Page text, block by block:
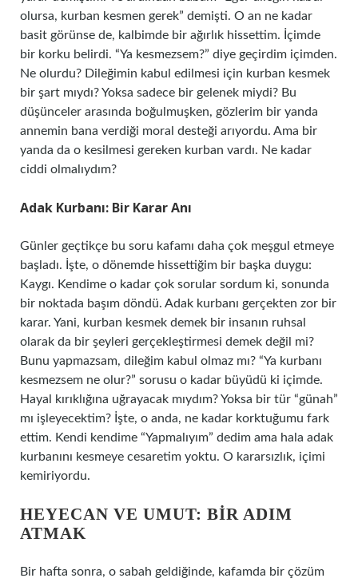
olursa, kurban kesmen gerek” demişti. O an ne kadar
basit görünse de, kalbimde bir ağırlık hissettim. İçimde
bir korku belirdi. “Ya kesmezsem?” diye geçirdim içimden.
Ne olurdu? Dileğimin kabul edilmesi için kurban kesmek
bir şart mıydı? Yoksa sadece bir gelenek miydi? Bu
düşünceler arasında boğulmuşken, gözlerim bir yanda
annemin bana verdiği moral desteği arıyordu. Ama bir
yanda da o kesilmesi gereken kurban vardı. Ne kadar
ciddi olmalıydım?
Adak Kurbanı: Bir Karar Anı
Günler geçtikçe bu soru kafamı daha çok meşgul etmeye
başladı. İşte, o dönemde hissettiğim bir başka duygu:
Kaygı. Kendime o kadar çok sorular sordum ki, sonunda
bir noktada başım döndü. Adak kurbanı gerçekten zor bir
karar. Yani, kurban kesmek demek bir insanın ruhsal
olarak da bir şeyleri gerçekleştirmesi demek değil mi?
Bunu yapmazsam, dileğim kabul olmaz mı? “Ya kurbanı
kesmezsem ne olur?” sorusu o kadar büyüdü ki içimde.
Hayal kırıklığına uğrayacak mıydım? Yoksa bir tür “günah”
mı işleyecektim? İşte, o anda, ne kadar korktuğumu fark
ettim. Kendi kendime “Yapmalıyım” dedim ama hala adak
kurbanını kesmeye cesaretim yoktu. O kararsızlık, içimi
kemiriyordu.
HEYECAN VE UMUT: BIR ADIM
ATMAK
Bir hafta sonra, o sabah geldiğinde, kafamda bir çözüm